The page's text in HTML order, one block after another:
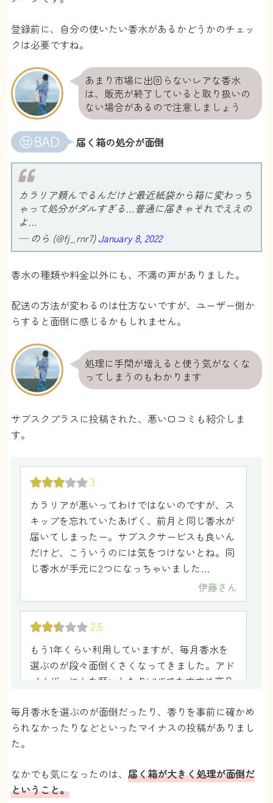
登録前に、自分の使いたい香水があるかどうかのチェッ
クは必要ですね。
あまり市場に出回らないレアな香水
は、販売が終了していると取り扱いの
ない場合があるので注意しましょう
届く箱の処分が面倒
カラリア頼んでるんだけど最近紙袋から箱に変わっち
ゃって処分がダルすぎる…普通に届きゃそれでええの
よ…
— のら (@fj_rnr7)January 8, 2022
香水の種類や料金以外にも、不満の声がありました。
配送の方法が変わるのは仕方ないですが、ユーザー側か
らすると面倒に感じるかもしれません。
処理に手間が増えると使う気がなくな
ってしまうのもわかります
サブスクプラスに投稿された、悪い口コミも紹介しま
す。
3
カラリアが悪いってわけではないのですが、ス
キップを忘れていたあげく、前月と同じ香水が
届いてしまったー。サブスクサービスも良いん
だけど、こういうのには気をつけないとね。同
じ香水が手元に2つになっちゃいました…
伊藤さん
2.5
もう1年くらい利用していますが、毎月香水を
選ぶのが段々面倒くさくなってきました。アド
バイザーにもお願いしたりLINEでおすすめ商品
れるので皆とかぶりそうでなんか嫌です。
さやさん
1
そのまま香水の瓶を買ったほうが安いのは確か
毎月香水を選ぶのが面倒だったり、香りを事前に確かめ
られなかったりなどといったマイナスの投稿がありまし
た。
なかでも気になったのは、届く箱が大きく処理が面倒だ
ということ。